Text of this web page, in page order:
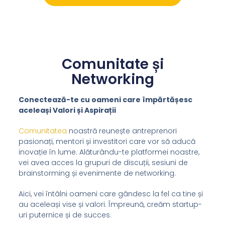
Comunitate și
Networking
Conectează-te cu oameni care împărtășesc
aceleași Valori și Aspirații
Comunitatea noastră reunește antreprenori
pasionați, mentori și investitori care vor să aducă
inovație în lume. Alăturându-te platformei noastre,
vei avea acces la grupuri de discuții, sesiuni de
brainstorming și evenimente de networking.
Aici, vei întâlni oameni care gândesc la fel ca tine și
au aceleași vise și valori. Împreună, creăm startup-
uri puternice și de succes.